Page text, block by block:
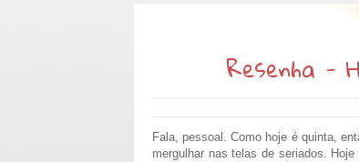
Resenha -
Fala, pessoal. Como hoje é quinta,
mergulhar nas telas de seriados.